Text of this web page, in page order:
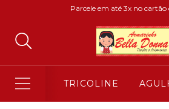
Parcele em até 3x no cartão
TRICOLINE